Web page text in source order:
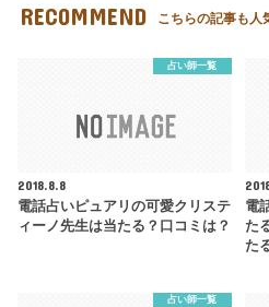
RECOMMEND こちらの記事も人
占い師一覧
2018.8.8
電話占いピュアリの可愛クリステ
ィーノ先生は当たる？口コミは？
電
た
た
占い師一覧